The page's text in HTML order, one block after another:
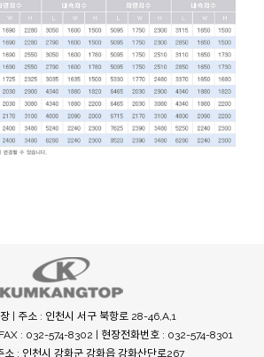
| 주소 : 인천시 서구 북항로 28-46,A,1
: 032-574-8302 | 현장전화번호 : 032-574-8301
소 : 인천시 강화군 강화읍 강화산단로267